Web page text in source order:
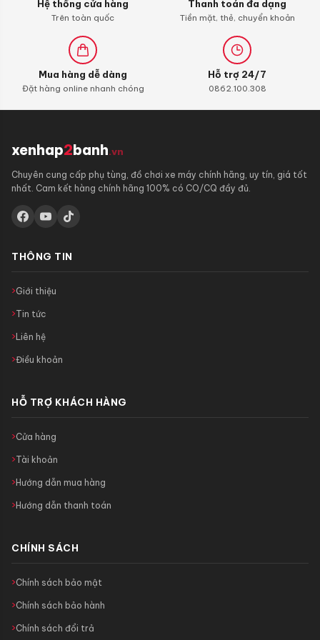
Hệ thống cửa hàng
Trên toàn quốc
Thanh toán đa dạng
Tiền mặt, thẻ, chuyển khoản
Mua hàng dễ dàng
Đặt hàng online nhanh chóng
Hỗ trợ 24/7
0862.100.308
xenhap2banh.vn
Chuyên cung cấp phụ tùng, đồ chơi xe máy chính hãng, uy tín, giá tốt
nhất. Cam kết hàng chính hãng 100% có CO/CQ đầy đủ.
THÔNG TIN
Giới thiệu
Tin tức
Liên hệ
Điều khoản
HỖ TRỢ KHÁCH HÀNG
Cửa hàng
Tài khoản
Hướng dẫn mua hàng
Hướng dẫn thanh toán
CHÍNH SÁCH
Chính sách bảo mật
Chính sách bảo hành
Chính sách đổi trả